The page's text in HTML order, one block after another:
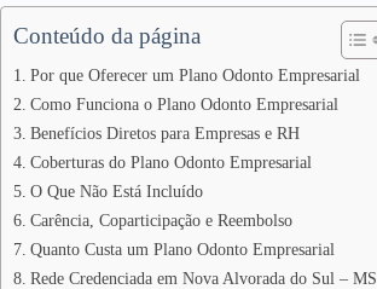
Conteúdo da página
Por que Oferecer um Plano Odonto Empresarial
Como Funciona o Plano Odonto Empresarial
Benefícios Diretos para Empresas e RH
Coberturas do Plano Odonto Empresarial
O Que Não Está Incluído
Carência, Coparticipação e Reembolso
Quanto Custa um Plano Odonto Empresarial
Rede Credenciada em Nova Alvorada do Sul – MS